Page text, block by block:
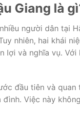
Giang là
người dân tại
nhiên, hai khái
lợi và nghĩa vụ.
đầu tiên và
Việc này